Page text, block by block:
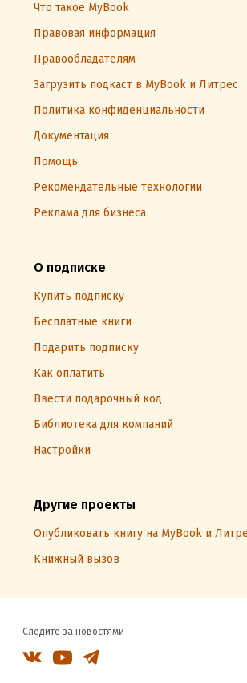
Что такое MyBook
Правовая информация
Правообладателям
Загрузить подкаст в MyBook и Литрес
Политика конфиденциальности
Документация
Помощь
Рекомендательные технологии
Реклама для бизнеса
О подписке
Купить подписку
Бесплатные книги
Подарить подписку
Как оплатить
Ввести подарочный код
Библиотека для компаний
Настройки
Другие проекты
Опубликовать книгу на MyBook и
Книжный вызов
Следите за новостями